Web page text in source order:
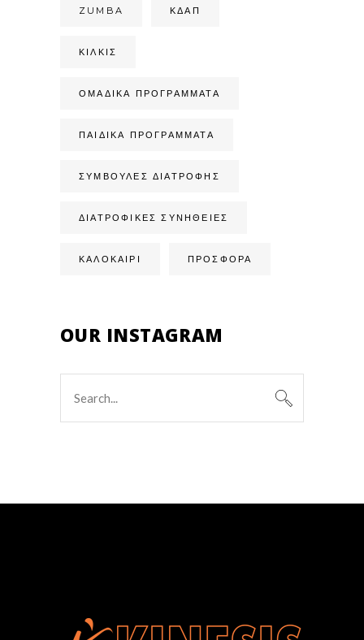
ZUMBA ΚΔΑΠ
ΚΙΛΚΊΣ
ΟΜΑΔΙΚΆ ΠΡΟΓΡΆΜΜΑΤΑ
ΠΑΙΔΙΚΆ ΠΡΟΓΡΆΜΜΑΤΑ
ΣΥΜΒΟΥΛΈΣ ΔΙΑΤΡΟΦΉΣ
ΔΙΑΤΡΟΦΙΚΈΣ ΣΥΝΉΘΕΙΕΣ
ΚΑΛΟΚΑΙΡΙ ΠΡΟΣΦΟΡΑ
OUR INSTAGRAM
for: